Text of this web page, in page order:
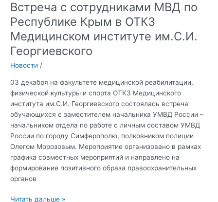
Встреча с сотрудниками МВД по
Республике Крым в ОТКЗ
Медицинском институте им.С.И.
Георгиевского
Новости /
03 декабря на факультете медицинской реабилитации,
физической культуры и спорта ОТКЗ Медицинского
института им.С.И. Георгиевского состоялась встреча
обучающихся с заместителем начальника УМВД России –
начальником отдела по работе с личным составом УМВД
России по городу Симферополю, полковником полиции
Олегом Морозовым. Мероприятие организовано в рамках
графика совместных мероприятий и направлено на
формирование позитивного образа правоохранительных
органов
Встреча
Читать дальше »